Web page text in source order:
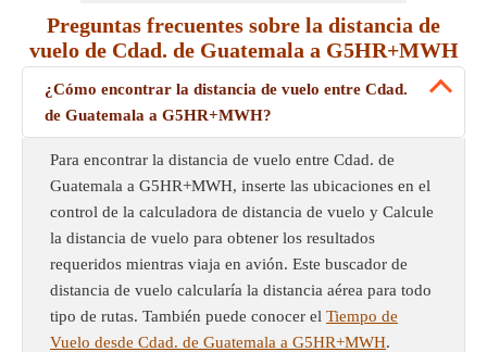
Preguntas frecuentes sobre la distancia de
vuelo de Cdad. de Guatemala a G5HR+MWH
¿Cómo encontrar la distancia de vuelo entre Cdad.
de Guatemala a G5HR+MWH?
Para encontrar la distancia de vuelo entre Cdad. de
Guatemala a G5HR+MWH, inserte las ubicaciones en el
control de la calculadora de distancia de vuelo y Calcule
la distancia de vuelo para obtener los resultados
requeridos mientras viaja en avión. Este buscador de
distancia de vuelo calcularía la distancia aérea para todo
tipo de rutas. También puede conocer el Tiempo de
Vuelo desde Cdad. de Guatemala a G5HR+MWH.